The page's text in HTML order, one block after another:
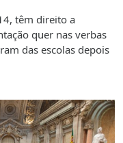
têm direito a
quer nas verbas
das escolas depois